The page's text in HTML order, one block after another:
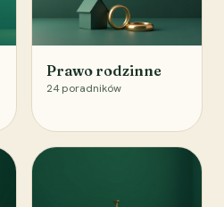
Prawo rodzinne
24 poradników